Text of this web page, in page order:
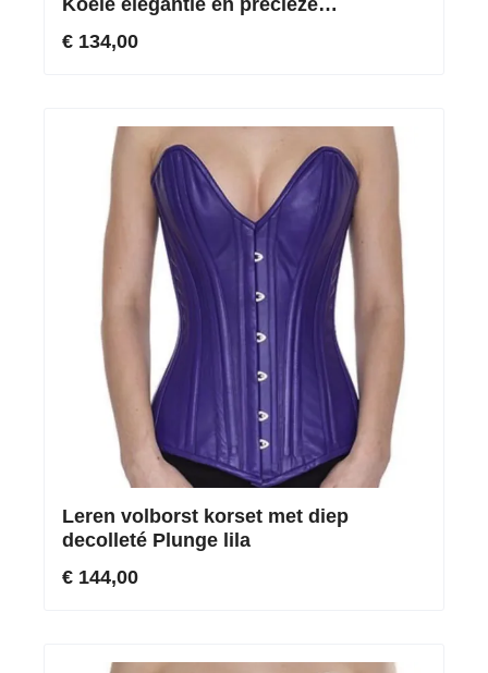
Koele elegantie en precieze
€ 134,00
Leren volborst korset met diep
decolleté Plunge lila
€ 144,00